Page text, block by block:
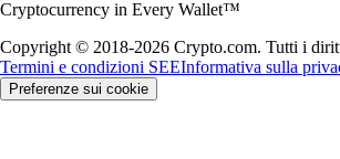
Cryptocurrency in Every Wallet™
Copyright © 2018-2026 Crypto.com. Tutti i
Termini e condizioni SEEInformativa sulla
Preferenze sui cookie